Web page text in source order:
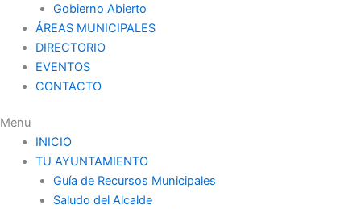
Gobierno Abierto
ÁREAS MUNICIPALES
DIRECTORIO
EVENTOS
CONTACTO
Menu
INICIO
TU AYUNTAMIENTO
Guía de Recursos Municipales
Saludo del Alcalde